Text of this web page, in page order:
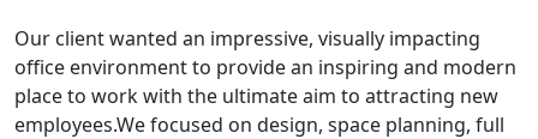
Our client wanted an impressive, visually impacting
office environment to provide an inspiring and modern
place to work with the ultimate aim to attracting new
employees.We focused on design, space planning, full